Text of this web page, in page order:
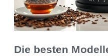
Die besten